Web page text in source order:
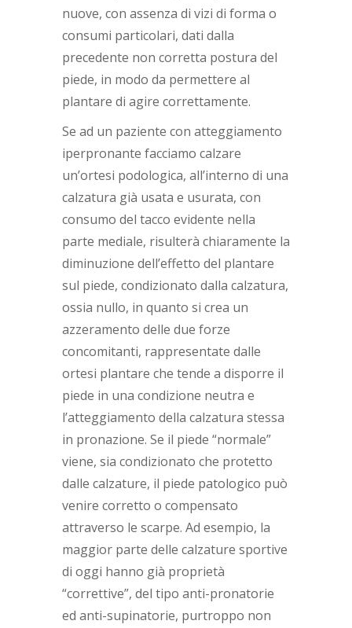
nuove, con assenza di vizi di forma o
consumi particolari, dati dalla
precedente non corretta postura del
piede, in modo da permettere al
plantare di agire correttamente.
Se ad un paziente con atteggiamento
iperpronante facciamo calzare
un’ortesi podologica, all’interno di una
calzatura già usata e usurata, con
consumo del tacco evidente nella
parte mediale, risulterà chiaramente la
diminuzione dell’effetto del plantare
sul piede, condizionato dalla calzatura,
ossia nullo, in quanto si crea un
azzeramento delle due forze
concomitanti, rappresentate dalle
ortesi plantare che tende a disporre il
piede in una condizione neutra e
l’atteggiamento della calzatura stessa
in pronazione. Se il piede “normale”
viene, sia condizionato che protetto
dalle calzature, il piede patologico può
venire corretto o compensato
attraverso le scarpe. Ad esempio, la
maggior parte delle calzature sportive
di oggi hanno già proprietà
“correttive”, del tipo anti-pronatorie
ed anti-supinatorie, purtroppo non